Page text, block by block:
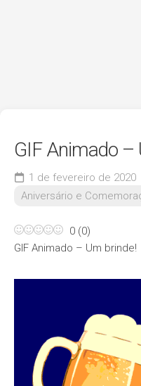
GIF Animado –
1 de fevereiro de 2020
Aniversário e
0 (0)
GIF Animado – Um brinde!